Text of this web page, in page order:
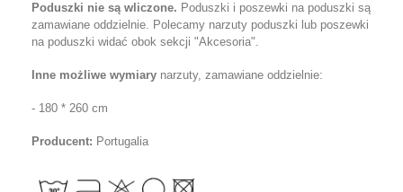
Poduszki nie są wliczone. Poduszki i poszewki na poduszki są
zamawiane oddzielnie. Polecamy narzuty poduszki lub poszewki
na poduszki widać obok sekcji "Akcesoria".
Inne możliwe wymiary narzuty, zamawiane oddzielnie:
- 180 * 260 cm
Producent: Portugalia